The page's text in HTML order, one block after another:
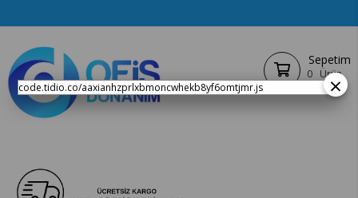
Sepetim
0 Ürün
×
code.tidio.co/aaxianhzprlxbmoncwhekb8yf6omtjmr.js